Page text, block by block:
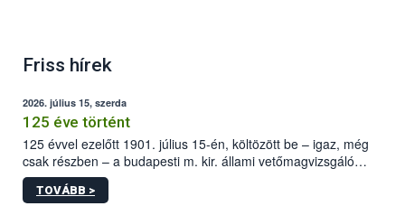
Friss hírek
2026. július 15, szerda
125 éve történt
125 évvel ezelőtt 1901. július 15-én, költözött be – igaz, még
csak részben – a budapesti m. kir. állami vetőmagvizsgáló
állomás a Kis Rókus utca 15. szám alatti, Czigler Győző által
tervezett új épületébe.
TOVÁBB >